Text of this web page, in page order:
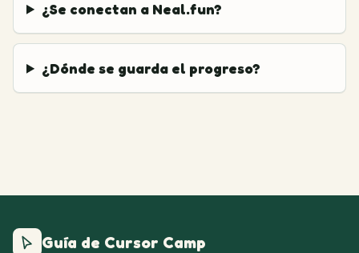
¿Se conectan a Neal.fun?
¿Dónde se guarda el progreso?
Guía de Cursor Camp